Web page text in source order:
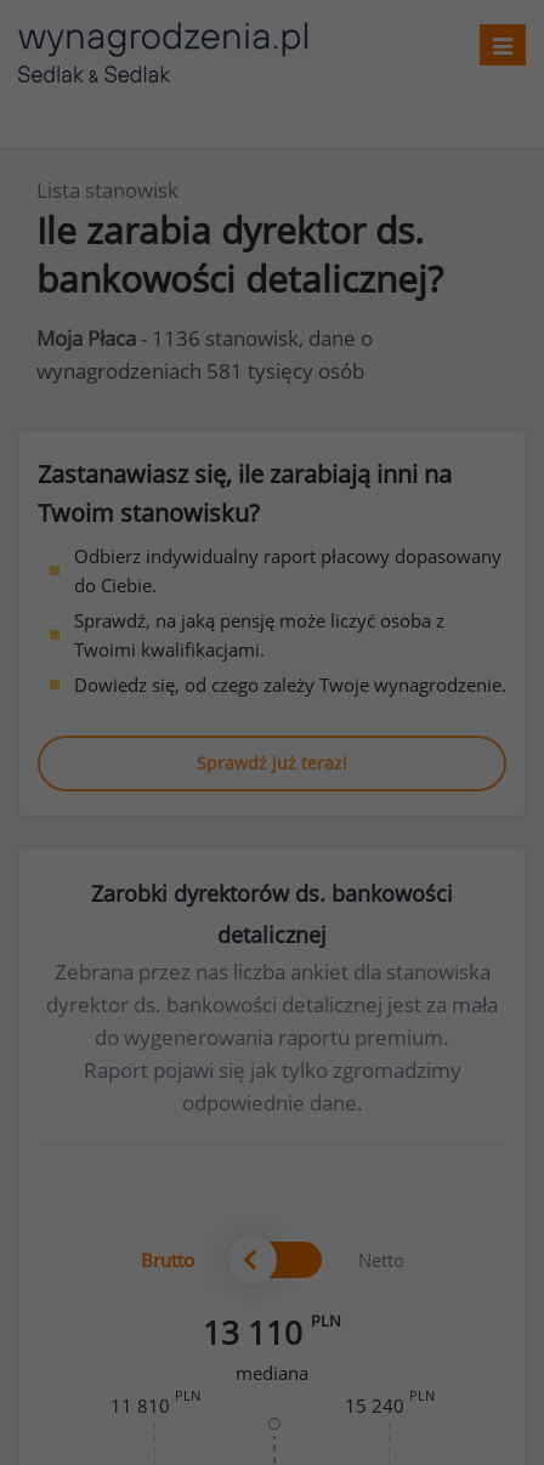
Lista stanowisk
Ile zarabia dyrektor ds.
bankowości detalicznej?
Moja Płaca - 1136 stanowisk, dane o
wynagrodzeniach 581 tysięcy osób
Zastanawiasz się, ile zarabiają inni na
Twoim stanowisku?
Odbierz indywidualny raport płacowy dopasowany
do Ciebie.
Sprawdź, na jaką pensję może liczyć osoba z
Twoimi kwalifikacjami.
Dowiedz się, od czego zależy Twoje wynagrodzenie.
Sprawdź już teraz!
Zarobki dyrektorów ds. bankowości
detalicznej
Zebrana przez nas liczba ankiet dla stanowiska
dyrektor ds. bankowości detalicznej jest za mała
do wygenerowania raportu premium.
Raport pojawi się jak tylko zgromadzimy
odpowiednie dane.
Brutto Netto
13 110 PLN
mediana
11 810 PLN 15 240 PLN